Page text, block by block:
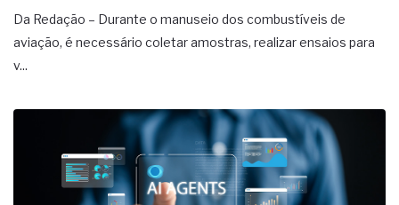
Da Redação – Durante o manuseio dos combustíveis de
aviação, é necessário coletar amostras, realizar ensaios para
v...